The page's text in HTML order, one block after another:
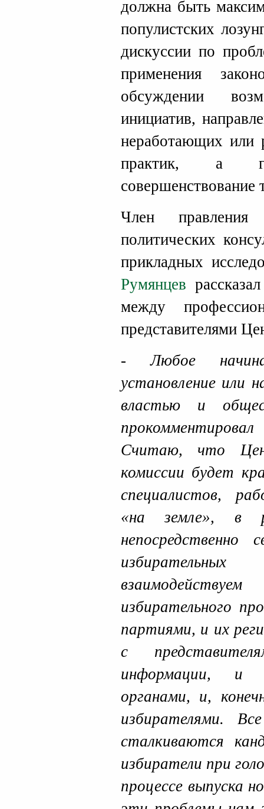
должна быть
популистских
дискуссии по
применения
обсуждении
инициатив,
неработающих или
практик, а
Член правления
политических
прикладных
Румянцев
между
представителями
- Любое
установление или
властью и
Считаю, что
комиссии будет
специалистов,
«на земле», в
непосредственно
избирательного
партиями, и их
с
информации, и с
органами, и,
избирателями.
сталкиваются
избиратели при
процессе выпуска